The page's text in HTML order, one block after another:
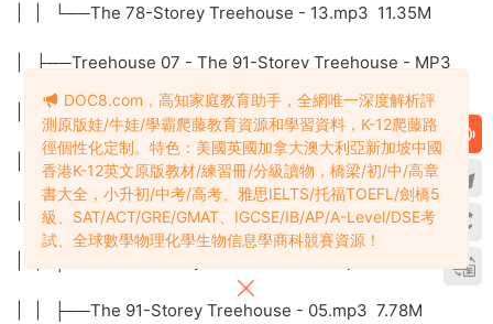
| | └──The 78-Storey Treehouse - 13.mp3 11.35M
| ├──Treehouse 07 - The 91-Storey Treehouse - MP3
| | ├──The 91-Storey Treehouse - 01.mp3 5.72M
| | ├──The 91-Storey Treehouse - 02.mp3 7.29M
| | ├──The 91-Storey Treehouse - 03.mp3 8.56M
| | ├──The 91-Storey Treehouse - 05.mp3 7.78M
DOC8.com，高知家庭教育助手，全網唯一深度解析評
測原版娃/牛娃/學霸爬藤教育資源和學習資料，K-12爬藤路
徑個性化定制。特色：美國英國加拿大澳大利亞新加坡中國
香港K-12英文原版教材/練習冊/分級讀物，橋梁/初/中/高章
書大全，小升初/中考/高考、雅思IELTS/托福TOEFL/劍橋5
級、SAT/ACT/GRE/GMAT、IGCSE/IB/AP/A-Level/DSE考
試、全球數學物理化學生物信息學商科競賽資源！